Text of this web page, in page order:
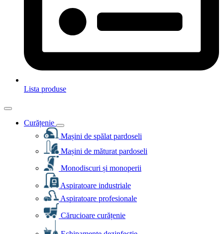
Lista produse
Curățenie
Mașini de spălat pardoseli
Mașini de măturat pardoseli
Monodiscuri și monoperii
Aspiratoare industriale
Aspiratoare profesionale
Cărucioare curățenie